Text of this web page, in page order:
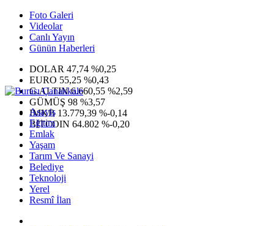
Foto Galeri
Videolar
Canlı Yayın
Günün Haberleri
DOLAR 47,74 %0,25
EURO 55,25 %0,43
G.ALTIN6.660,55 %2,59
GÜMÜŞ 98 %3,57
IMKB 13.779,39 %-0,14
BITCOIN 64.802 %-0,20
Asayiş
Eğitim
Emlak
Yaşam
Tarım Ve Sanayi
Belediye
Teknoloji
Yerel
Resmî İlan